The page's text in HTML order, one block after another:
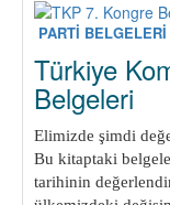
PARTİ BELGELERİ
Türkiye
Belgeleri
Elimizde şimdi
Bu kitaptaki
tarihinin